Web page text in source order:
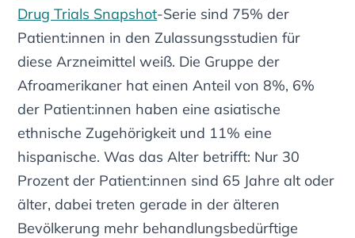
Drug Trials Snapshot-Serie sind 75% der
Patient:innen in den Zulassungsstudien für
diese Arzneimittel weiß. Die Gruppe der
Afroamerikaner hat einen Anteil von 8%, 6%
der Patient:innen haben eine asiatische
ethnische Zugehörigkeit und 11% eine
hispanische. Was das Alter betrifft: Nur 30
Prozent der Patient:innen sind 65 Jahre alt oder
älter, dabei treten gerade in der älteren
Bevölkerung mehr behandlungsbedürftige